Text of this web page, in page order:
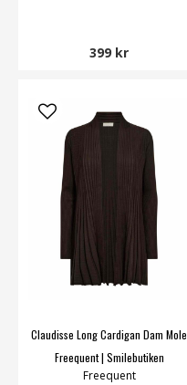
399 kr
Claudisse Long Cardigan Dam Mole
Freequent | Smilebutiken
Freequent